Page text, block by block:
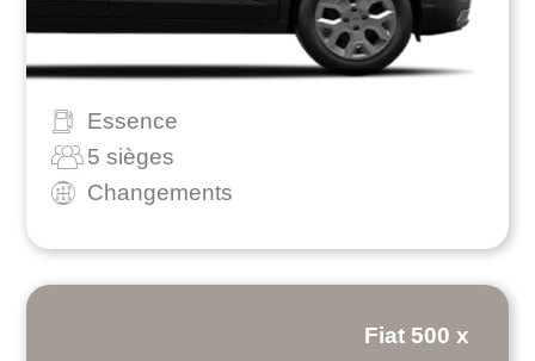
Essence
5 sièges
Changements
Fiat 500 x